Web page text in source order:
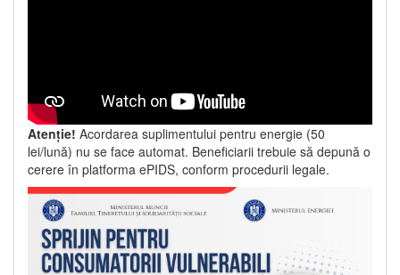
Atenție! Acordarea suplimentului pentru energie (50
lei/lună) nu se face automat. Beneficiarii trebuie să depună o
cerere în platforma ePIDS, conform procedurii legale.